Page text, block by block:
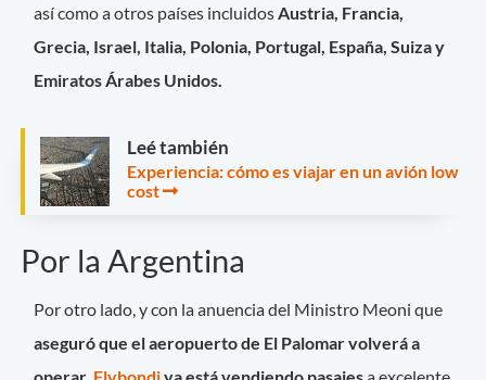
así como a otros países incluidosAustria, Francia,
Grecia, Israel, Italia, Polonia, Portugal, España, Suiza y
Emiratos Árabes Unidos.
Leé también
Experiencia: cómo es viajar en un avión low
cost
Por la Argentina
Por otro lado, y con la anuencia del Ministro Meoni que
aseguró que el aeropuerto de El Palomar volverá a